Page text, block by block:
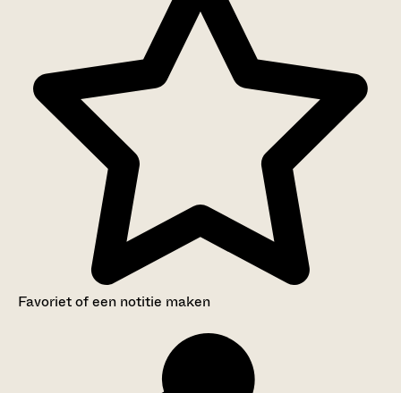
Favoriet of een notitie maken